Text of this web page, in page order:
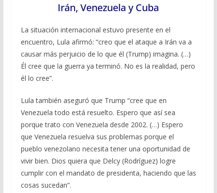
Irán, Venezuela y Cuba
La situación internacional estuvo presente en el
encuentro, Lula afirmó: “creo que el ataque a Irán va a
causar más perjuicio de lo que él (Trump) imagina. (…)
Él cree que la guerra ya terminó. No es la realidad, pero
él lo cree”.
Lula también aseguró que Trump “cree que en
Venezuela todo está resuelto. Espero que así sea
porque trato con Venezuela desde 2002. (…) Espero
que Venezuela resuelva sus problemas porque el
pueblo venezolano necesita tener una oportunidad de
vivir bien. Dios quiera que Delcy (Rodríguez) logre
cumplir con el mandato de presidenta, haciendo que las
cosas sucedan”.